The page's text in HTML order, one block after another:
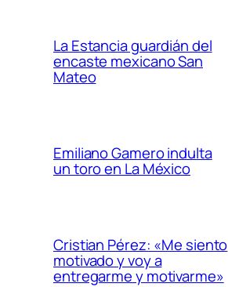
La Estancia guardián del
encaste mexicano San
Mateo
Emiliano Gamero indulta
un toro en La México
Cristian Pérez: «Me siento
motivado y voy a
entregarme y motivarme»